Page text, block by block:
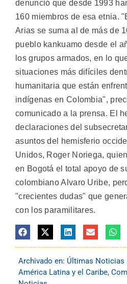
denunció que desde 1993
160 miembros de esa etnia.
Arias se suma al de más de
pueblo kankuamo desde el
los grupos armados, en lo
situaciones más difíciles
humanitaria que están
indígenas en Colombia",
comunicado a la prensa. El
declaraciones del
asuntos del hemisferio
Unidos, Roger Noriega,
en Bogotá el total apoyo de
colombiano Alvaro Uribe,
"crecientes dudas" que
con los paramilitares.
Archivado en: Últimas Noticias
América Latina y el Caribe,